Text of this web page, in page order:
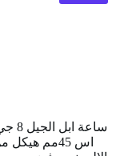
ساعة ابل
اس 45مم هيكل